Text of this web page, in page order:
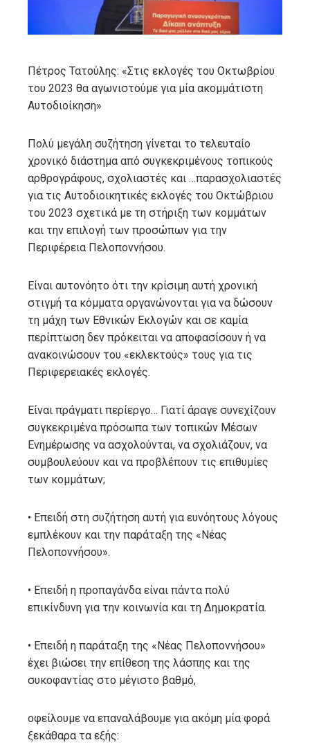
Πέτρος Τατούλης: «Στις εκλογές του Οκτωβρίου
του 2023 θα αγωνιστούμε για μία ακομμάτιστη
Αυτοδιοίκηση»
Πολύ μεγάλη συζήτηση γίνεται το τελευταίο
χρονικό διάστημα από συγκεκριμένους τοπικούς
αρθρογράφους, σχολιαστές και …παρασχολιαστές
για τις Αυτοδιοικητικές εκλογές του Οκτώβριου
του 2023 σχετικά με τη στήριξη των κομμάτων
και την επιλογή των προσώπων για την
Περιφέρεια Πελοποννήσου.
Είναι αυτονόητο ότι την κρίσιμη αυτή χρονική
στιγμή τα κόμματα οργανώνονται για να δώσουν
τη μάχη των Εθνικών Εκλογών και σε καμία
περίπτωση δεν πρόκειται να αποφασίσουν ή να
ανακοινώσουν του «εκλεκτούς» τους για τις
Περιφερειακές εκλογές.
Είναι πράγματι περίεργο… Γιατί άραγε συνεχίζουν
συγκεκριμένα πρόσωπα των τοπικών Μέσων
Ενημέρωσης να ασχολούνται, να σχολιάζουν, να
συμβουλεύουν και να προβλέπουν τις επιθυμίες
των κομμάτων;
• Επειδή στη συζήτηση αυτή για ευνόητους λόγους
εμπλέκουν και την παράταξη της «Νέας
Πελοποννήσου».
• Επειδή η προπαγάνδα είναι πάντα πολύ
επικίνδυνη για την κοινωνία και τη Δημοκρατία.
• Επειδή η παράταξη της «Νέας Πελοποννήσου»
έχει βιώσει την επίθεση της λάσπης και της
συκοφαντίας στο μέγιστο βαθμό,
οφείλουμε να επαναλάβουμε για ακόμη μία φορά
ξεκάθαρα τα εξής: